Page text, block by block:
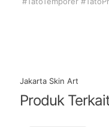
Jakarta Skin Art
Produk